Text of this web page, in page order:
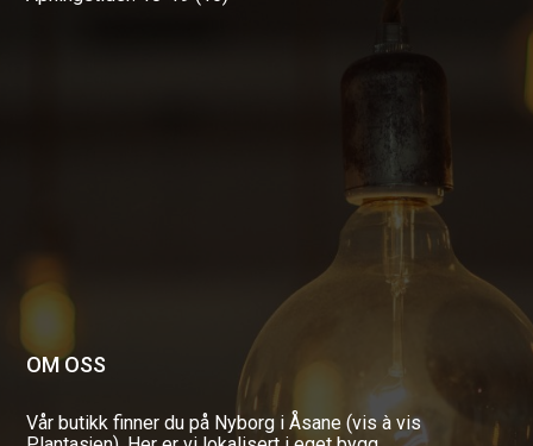
OM OSS
Vår butikk finner du på Nyborg i Åsane (vis à vis